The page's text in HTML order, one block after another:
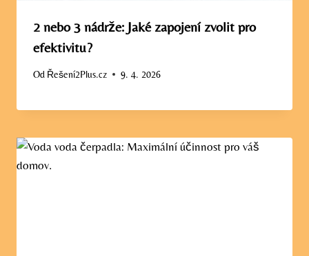
2 nebo 3 nádrže: Jaké zapojení zvolit pro
efektivitu?
Od Řešení2Plus.cz 9. 4. 2026